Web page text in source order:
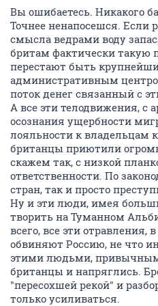
Вы ошибаетесь. Никакого
Точнее ненапосешся. Если
смысла ведрами воду
бритам фактически такую
перестают быть
административным
поток денег связанный с
А все эти телодвижения, с
осознания ущербности
лояльности к владельцам
британцы приютили
скажем так, с низкой
ответственности. По
стран, так и просто
Ну и эти люди, имея
творить на Туманном
всего, все эти отравления,
обвиняют Россию, не что
этими людьми,
британцы и напряглись.
"пересохшей рекой" и
только усиливаться.